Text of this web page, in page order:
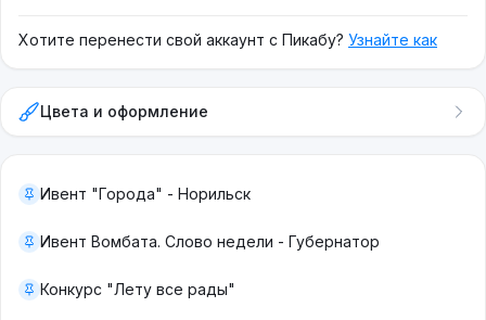
Хотите перенести свой аккаунт с Пикабу? Узнайте как
Цвета и оформление
Ивент "Города" - Норильск
Ивент Вомбата. Слово недели - Губернатор
Конкурс "Лету все рады"